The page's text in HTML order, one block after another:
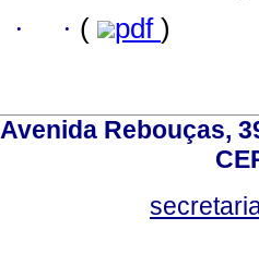
· · ( pdf )
Avenida Rebouças,